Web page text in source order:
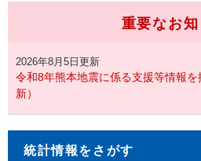
重要なお
2026年8月5日更新
令和8年熊本地震に係る支援等情報
新）
統計情報をさがす